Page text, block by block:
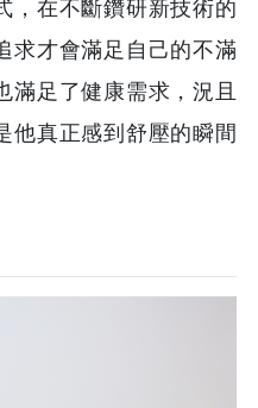
，在不斷鑽研新技術的
求才會滿足自己的不滿
滿足了健康需求，況且
他真正感到舒壓的瞬間